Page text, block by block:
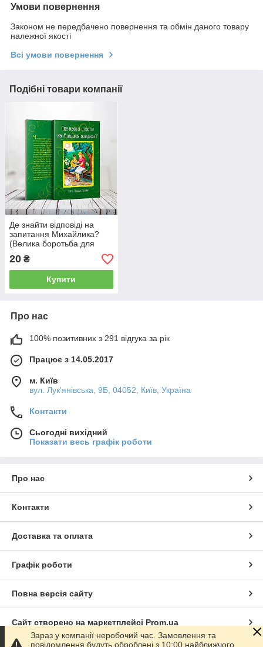
Умови повернення
Законом не передбачено повернення та обмін даного товару
належної якості
Всі умови повернення
Подібні товари компанії
Де знайти відповіді на
запитання Михайлика?
(Велика боротьба для
дітей) – Саллі Пірсон
Діллон (6+, рос.)
20 ₴
Купити
Про нас
100% позитивних з 291 відгука за рік
Працює з 14.05.2017
м. Київ
вул. Лук'янівська, 9Б, 04052, Київ, Україна
Контакти
Сьогодні вихідний
Показати весь графік роботи
Про нас
Контакти
Доставка та оплата
Графік роботи
Повна версія сайту
Сайт створено на маркетплейсі Prom.ua
Зараз у компанії неробочий час. Замовлення та
повідомлення будуть оброблені з 10:00 найближчого